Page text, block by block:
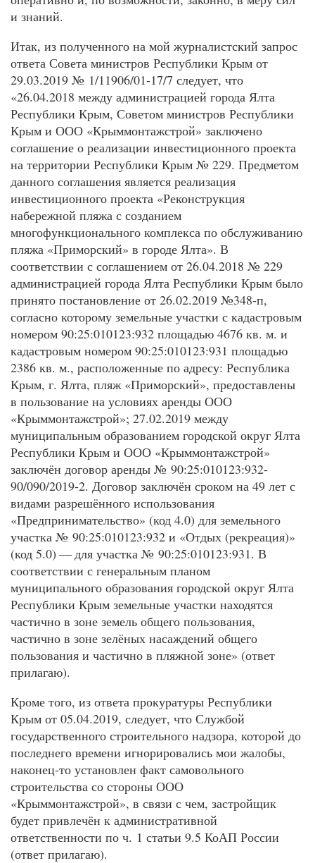
и знаний.
Итак, из полученного на мой журналистский запрос
ответа Совета министров Республики Крым от
29.03.2019 № 1/11906/01-17/7 следует, что
«26.04.2018 между администрацией города Ялта
Республики Крым, Советом министров Республики
Крым и ООО «Крыммонтажстрой» заключено
соглашение о реализации инвестиционного проекта
на территории Республики Крым № 229. Предметом
данного соглашения является реализация
инвестиционного проекта «Реконструкция
набережной пляжа с созданием
многофункционального комплекса по обслуживанию
пляжа «Приморский» в городе Ялта». В
соответствии с соглашением от 26.04.2018 № 229
администрацией города Ялта Республики Крым было
принято постановление от 26.02.2019 №348-п,
согласно которому земельные участки с кадастровым
номером 90:25:010123:932 площадью 4676 кв. м. и
кадастровым номером 90:25:010123:931 площадью
2386 кв. м., расположенные по адресу: Республика
Крым, г. Ялта, пляж «Приморский», предоставлены
в пользование на условиях аренды ООО
«Крыммонтажстрой»; 27.02.2019 между
муниципальным образованием городской округ Ялта
Республики Крым и ООО «Крыммонтажстрой»
заключён договор аренды № 90:25:010123:932-
90/090/2019-2. Договор заключён сроком на 49 лет с
видами разрешённого использования
«Предпринимательство» (код 4.0) для земельного
участка № 90:25:010123:932 и «Отдых (рекреация)»
(код 5.0) — для участка № 90:25:010123:931. В
соответствии с генеральным планом
муниципального образования городской округ Ялта
Республики Крым земельные участки находятся
частично в зоне земель общего пользования,
частично в зоне зелёных насаждений общего
пользования и частично в пляжной зоне» (ответ
прилагаю).
Кроме того, из ответа прокуратуры Республики
Крым от 05.04.2019, следует, что Службой
государственного строительного надзора, которой до
последнего времени игнорировались мои жалобы,
наконец-то установлен факт самовольного
строительства со стороны ООО
«Крыммонтажстрой», в связи с чем, застройщик
будет привлечён к административной
ответственности по ч. 1 статьи 9.5 КоАП России
(ответ прилагаю).